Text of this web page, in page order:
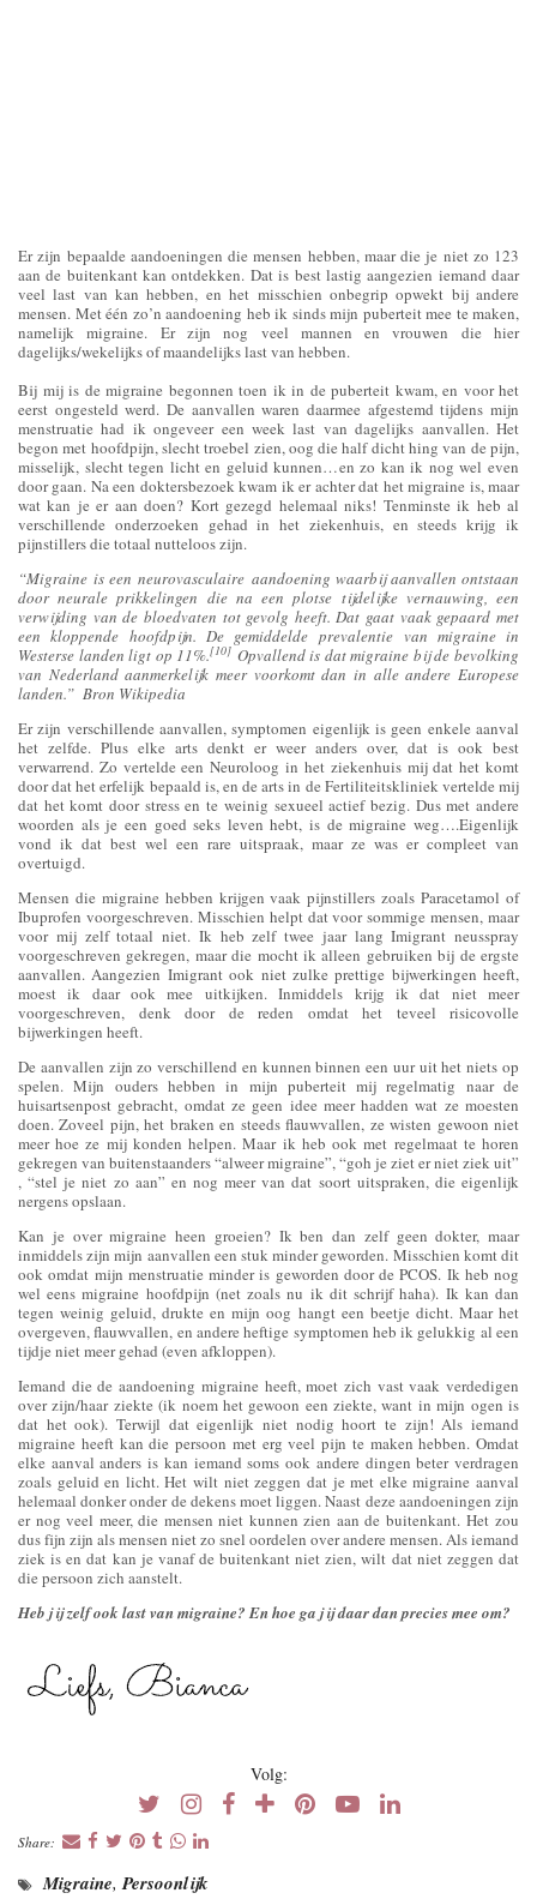
Er zijn bepaalde aandoeningen die mensen hebben, maar die je niet zo 123
aan de buitenkant kan ontdekken. Dat is best lastig aangezien iemand daar
veel last van kan hebben, en het misschien onbegrip opwekt bij andere
mensen. Met één zo’n aandoening heb ik sinds mijn puberteit mee te maken,
namelijk migraine. Er zijn nog veel mannen en vrouwen die hier
dagelijks/wekelijks of maandelijks last van hebben.
Bij mij is de migraine begonnen toen ik in de puberteit kwam, en voor het
eerst ongesteld werd. De aanvallen waren daarmee afgestemd tijdens mijn
menstruatie had ik ongeveer een week last van dagelijks aanvallen. Het
begon met hoofdpijn, slecht troebel zien, oog die half dicht hing van de pijn,
misselijk, slecht tegen licht en geluid kunnen…en zo kan ik nog wel even
door gaan. Na een doktersbezoek kwam ik er achter dat het migraine is, maar
wat kan je er aan doen? Kort gezegd helemaal niks! Tenminste ik heb al
verschillende onderzoeken gehad in het ziekenhuis, en steeds krijg ik
pijnstillers die totaal nutteloos zijn.
“Migraine is een neurovasculaire aandoening waarbij aanvallen ontstaan
door neurale prikkelingen die na een plotse tijdelijke vernauwing, een
verwijding van de bloedvaten tot gevolg heeft. Dat gaat vaak gepaard met
een kloppende hoofdpijn. De gemiddelde prevalentie van migraine in
Westerse landen ligt op 11%.[10] Opvallend is dat migraine bij de bevolking
van Nederland aanmerkelijk meer voorkomt dan in alle andere Europese
landen.” Bron Wikipedia
Er zijn verschillende aanvallen, symptomen eigenlijk is geen enkele aanval
het zelfde. Plus elke arts denkt er weer anders over, dat is ook best
verwarrend. Zo vertelde een Neuroloog in het ziekenhuis mij dat het komt
door dat het erfelijk bepaald is, en de arts in de Fertiliteitskliniek vertelde mij
dat het komt door stress en te weinig sexueel actief bezig. Dus met andere
woorden als je een goed seks leven hebt, is de migraine weg….Eigenlijk
vond ik dat best wel een rare uitspraak, maar ze was er compleet van
overtuigd.
Mensen die migraine hebben krijgen vaak pijnstillers zoals Paracetamol of
Ibuprofen voorgeschreven. Misschien helpt dat voor sommige mensen, maar
voor mij zelf totaal niet. Ik heb zelf twee jaar lang Imigrant neusspray
voorgeschreven gekregen, maar die mocht ik alleen gebruiken bij de ergste
aanvallen. Aangezien Imigrant ook niet zulke prettige bijwerkingen heeft,
moest ik daar ook mee uitkijken. Inmiddels krijg ik dat niet meer
voorgeschreven, denk door de reden omdat het teveel risicovolle
bijwerkingen heeft.
De aanvallen zijn zo verschillend en kunnen binnen een uur uit het niets op
spelen. Mijn ouders hebben in mijn puberteit mij regelmatig naar de
huisartsenpost gebracht, omdat ze geen idee meer hadden wat ze moesten
doen. Zoveel pijn, het braken en steeds flauwvallen, ze wisten gewoon niet
meer hoe ze mij konden helpen. Maar ik heb ook met regelmaat te horen
gekregen van buitenstaanders “alweer migraine”, “goh je ziet er niet ziek uit”
, “stel je niet zo aan” en nog meer van dat soort uitspraken, die eigenlijk
nergens opslaan.
Kan je over migraine heen groeien? Ik ben dan zelf geen dokter, maar
inmiddels zijn mijn aanvallen een stuk minder geworden. Misschien komt dit
ook omdat mijn menstruatie minder is geworden door de PCOS. Ik heb nog
wel eens migraine hoofdpijn (net zoals nu ik dit schrijf haha). Ik kan dan
tegen weinig geluid, drukte en mijn oog hangt een beetje dicht. Maar het
overgeven, flauwvallen, en andere heftige symptomen heb ik gelukkig al een
tijdje niet meer gehad (even afkloppen).
Iemand die de aandoening migraine heeft, moet zich vast vaak verdedigen
over zijn/haar ziekte (ik noem het gewoon een ziekte, want in mijn ogen is
dat het ook). Terwijl dat eigenlijk niet nodig hoort te zijn! Als iemand
migraine heeft kan die persoon met erg veel pijn te maken hebben. Omdat
elke aanval anders is kan iemand soms ook andere dingen beter verdragen
zoals geluid en licht. Het wilt niet zeggen dat je met elke migraine aanval
helemaal donker onder de dekens moet liggen. Naast deze aandoeningen zijn
er nog veel meer, die mensen niet kunnen zien aan de buitenkant. Het zou
dus fijn zijn als mensen niet zo snel oordelen over andere mensen. Als iemand
ziek is en dat kan je vanaf de buitenkant niet zien, wilt dat niet zeggen dat
die persoon zich aanstelt.
Heb jij zelf ook last van migraine? En hoe ga jij daar dan precies mee om?
Volg:
Share:
Migraine,Persoonlijk